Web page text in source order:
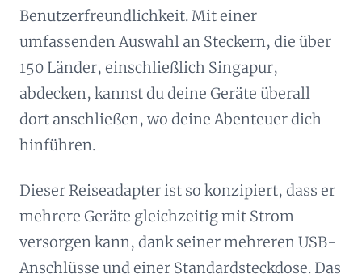
Benutzerfreundlichkeit. Mit einer
umfassenden Auswahl an Steckern, die über
150 Länder, einschließlich Singapur,
abdecken, kannst du deine Geräte überall
dort anschließen, wo deine Abenteuer dich
hinführen.
Dieser Reiseadapter ist so konzipiert, dass er
mehrere Geräte gleichzeitig mit Strom
versorgen kann, dank seiner mehreren USB-
Anschlüsse und einer Standardsteckdose. Das